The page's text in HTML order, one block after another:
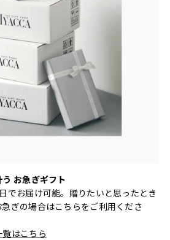
う お急ぎギフト
でお届け可能。贈りたいと思ったとき
ぎの場合はこちらをご利用くださ
はこちら